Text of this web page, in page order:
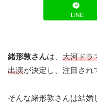
LINE
緒形敦さんは、 大河ドラ
出演が決定し、注目され
そんな緒形敦さんは結